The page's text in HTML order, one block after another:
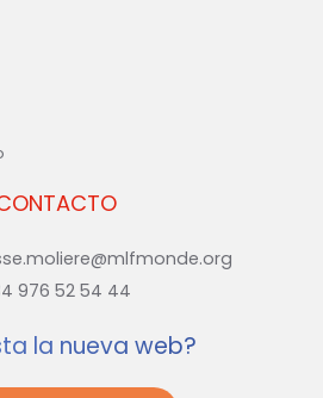
976 52 54 44
la nueva web?